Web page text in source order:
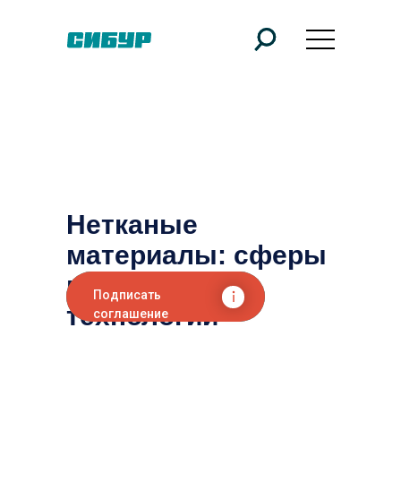
Подписать
соглашение
Нетканые
материалы: сферы
применения и
технологии